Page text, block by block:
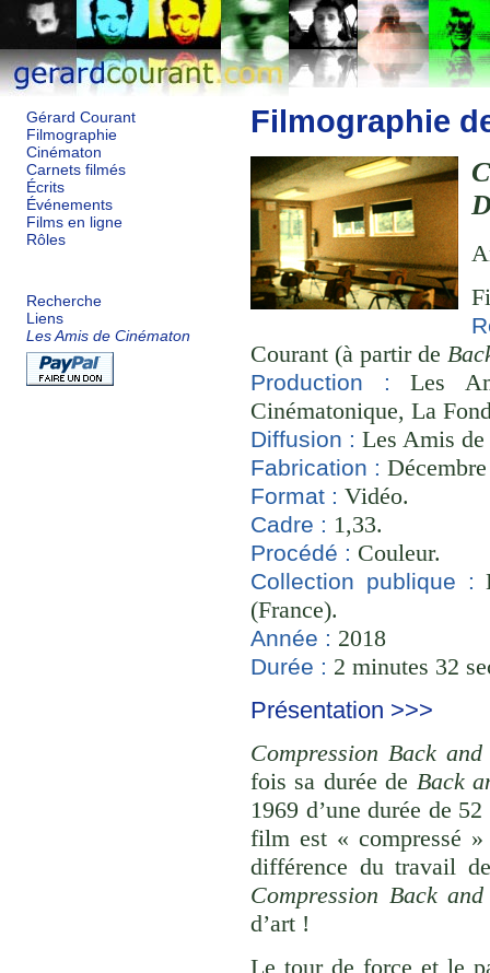
Gérard Courant
Filmographie
Cinématon
Carnets filmés
Écrits
Événements
Films en ligne
Rôles
Recherche
Liens
Les Amis de Cinématon
Filmographie
Courant (à partir de
Production :
Les
Cinématonique, La
Diffusion : Les Amis
Fabrication :
Format : Vidéo.
Cadre : 1,33.
Procédé : Couleur.
Collection publique :
(France).
Année : 2018
Durée : 2 minutes 32
Présentation >>>
Compression Back
fois sa durée de Back
1969 d’une durée de
film est « compressé
différence du travail
Compression Back
d’art !
Le tour de force et le